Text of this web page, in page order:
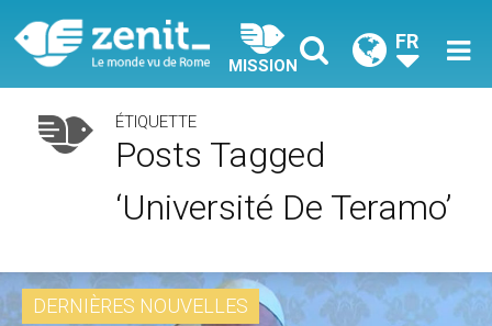
MISSION
FR
ÉTIQUETTE
Posts Tagged
‘université De Teramo’
DERNIÈRES NOUVELLES